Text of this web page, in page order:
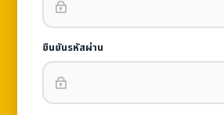
ยืนยันรหัสผ่าน